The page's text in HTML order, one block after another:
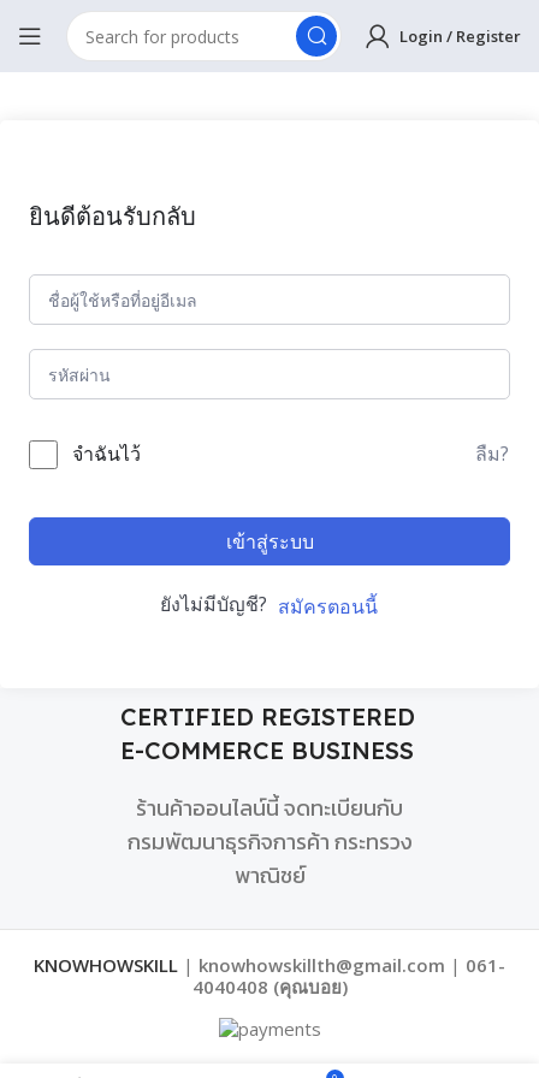
Login / Register
ยินดีต้อนรับกลับ
จำฉันไว้ ลืม?
เข้าสู่ระบบ
ยังไม่มีบัญชี? สมัครตอนนี้
CERTIFIED REGISTERED
E-COMMERCE BUSINESS
ร้านค้าออนไลน์นี้ จดทะเบียนกับ
กรมพัฒนาธุรกิจการค้า กระทรวง
พาณิชย์
KNOWHOWSKILL | knowhowskillth@gmail.com | 061-
4040408 (คุณบอย)